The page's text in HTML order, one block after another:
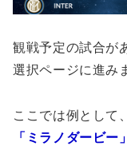
観戦予定の試合が
選択ページに進み
ここでは例として
「ミラノダービー」